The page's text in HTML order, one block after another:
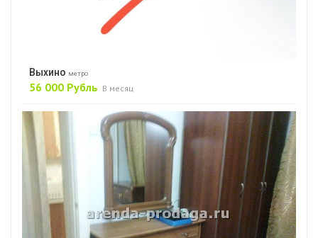
Выхино метро
56 000 Рубль В месяц